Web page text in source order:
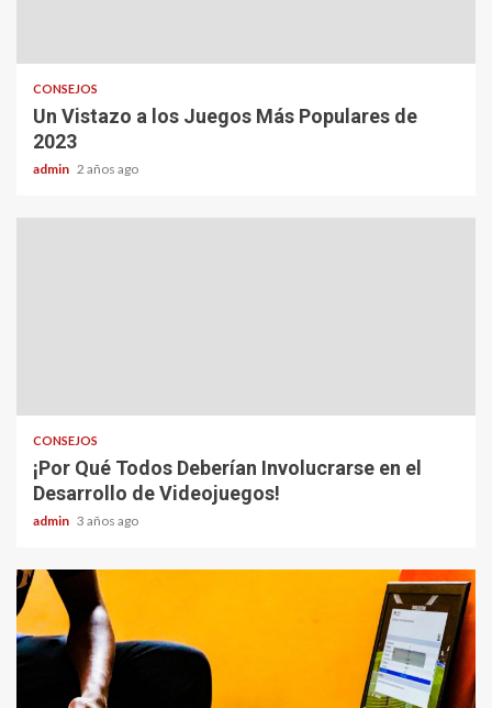
CONSEJOS
Un Vistazo a los Juegos Más Populares de
2023
admin 2 años ago
CONSEJOS
¡Por Qué Todos Deberían Involucrarse en el
Desarrollo de Videojuegos!
admin 3 años ago